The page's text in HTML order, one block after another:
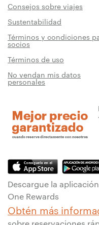
Consejos sobre viajes
Sustentabilidad
Términos y condiciones
socios
Términos de uso
No vendan mis datos
personales
Descargue la
One Rewards
Obtén más